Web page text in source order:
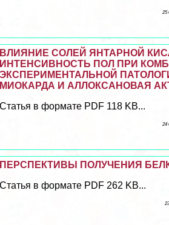
25
ВЛИЯНИЕ СОЛЕЙ ЯНТАРНОЙ
ИНТЕНСИВНОСТЬ ПОЛ ПРИ
ЭКСПЕРИМЕНТАЛЬНОЙ
МИОКАРДА И АЛЛОКСАНОВАЯ
Статья в формате PDF 118 KB...
24
ПЕРСПЕКТИВЫ ПОЛУЧЕНИЯ
Статья в формате PDF 262 KB...